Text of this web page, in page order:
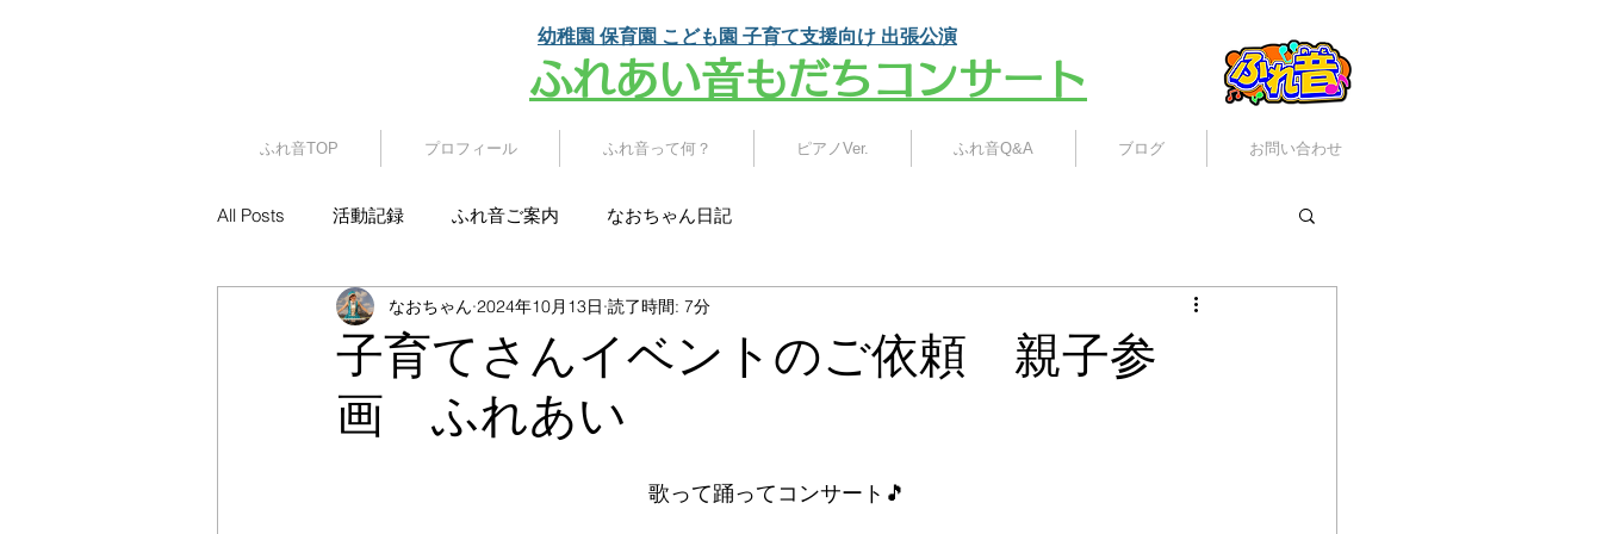
幼稚園 保育園 こども園 子育て支援向け 出張公演
​ふれあい音もだちコンサート
ふれ音TOP プロフィール ふれ音って何？ ピアノVer. ふれ音Q&A ブログ お問い合わせ
All Posts 活動記録 ふれ音ご案内 なおちゃん日記
子育てさんイベントのご依頼 親子参
画 ふれあい
なおちゃん 2024年10月13日 読了時間: 7分
歌って踊ってコンサート🎵